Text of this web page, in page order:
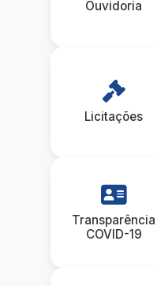
Ouvidoria
Licitações
Transparência
COVID-19